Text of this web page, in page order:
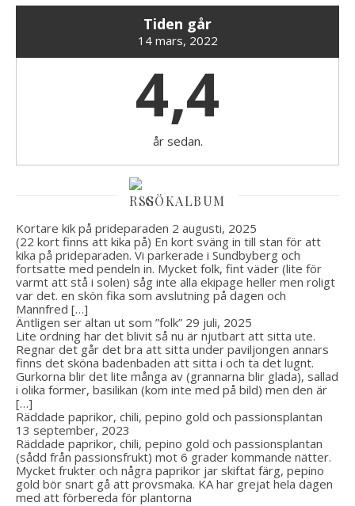
Tiden går
14 mars, 2022
4,4
år sedan.
GÖKALBUM
Kortare kik på prideparaden 2 augusti, 2025
(22 kort finns att kika på) En kort sväng in till stan för att
kika på prideparaden. Vi parkerade i Sundbyberg och
fortsatte med pendeln in. Mycket folk, fint väder (lite för
varmt att stå i solen) såg inte alla ekipage heller men roligt
var det. en skön fika som avslutning på dagen och
Mannfred […]
Äntligen ser altan ut som ”folk” 29 juli, 2025
Lite ordning har det blivit så nu är njutbart att sitta ute.
Regnar det går det bra att sitta under paviljongen annars
finns det sköna badenbaden att sitta i och ta det lugnt.
Gurkorna blir det lite många av (grannarna blir glada), sallad
i olika former, basilikan (kom inte med på bild) men den är
[…]
Räddade paprikor, chili, pepino gold och passionsplantan
13 september, 2023
Räddade paprikor, chili, pepino gold och passionsplantan
(sådd från passionsfrukt) mot 6 grader kommande nätter.
Mycket frukter och några paprikor jar skiftat färg, pepino
gold bör snart gå att provsmaka. KA har grejat hela dagen
med att förbereda för plantorna